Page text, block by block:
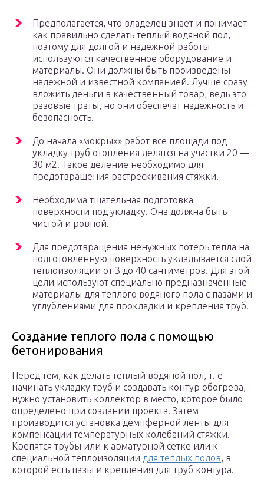
Предполагается, что владелец знает и понимает
как правильно сделать теплый водяной пол,
поэтому для долгой и надежной работы
используются качественное оборудование и
материалы. Они должны быть произведены
надежной и известной компанией. Лучше сразу
вложить деньги в качественный товар, ведь это
разовые траты, но они обеспечат надежность и
безопасность.
До начала «мокрых» работ все площади под
укладку труб отопления делятся на участки 20 —
30 м2. Такое деление необходимо для
предотвращения растрескивания стяжки.
Необходима тщательная подготовка
поверхности под укладку. Она должна быть
чистой и ровной.
Для предотвращения ненужных потерь тепла на
подготовленную поверхность укладывается слой
теплоизоляции от 3 до 40 сантиметров. Для этой
цели используют специально предназначенные
материалы для теплого водяного пола с пазами и
углублениями для прокладки и крепления труб.
Создание теплого пола с помощью
бетонирования
Перед тем, как делать теплый водяной пол, т. е
начинать укладку труб и создавать контур обогрева,
нужно установить коллектор в место, которое было
определено при создании проекта. Затем
производится установка демпферной ленты для
компенсации температурных колебаний стяжки.
Крепятся трубы или к арматурной сетке или к
специальной теплоизоляции для теплых полов, в
которой есть пазы и крепления для труб контура.